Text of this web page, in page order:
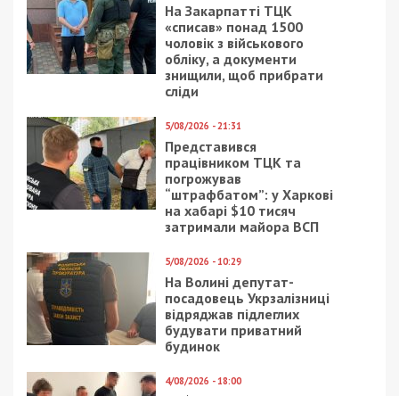
На Закарпатті ТЦК
«списав» понад 1500
чоловік з військового
обліку, а документи
знищили, щоб прибрати
сліди
5/08/2026 - 21:31
Представився
працівником ТЦК та
погрожував
“штрафбатом”: у Харкові
на хабарі $10 тисяч
затримали майора ВСП
5/08/2026 - 10:29
На Волині депутат-
посадовець Укрзалізниці
відряджав підлеглих
будувати приватний
будинок
4/08/2026 - 18:00